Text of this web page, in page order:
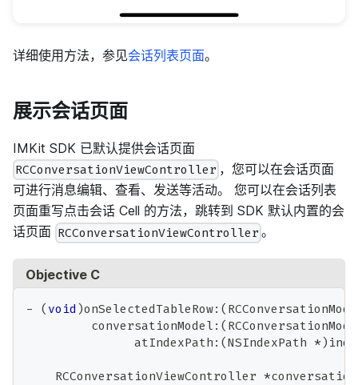
详细使用方法，参见会话列表页面。
展示会话页面
IMKit SDK 已默认提供会话页面
RCConversationViewController ，您可以在会话页面
可进行消息编辑、查看、发送等活动。 您可以在会话列表
页面重写点击会话 Cell 的方法，跳转到 SDK 默认内置的会
话页面 RCConversationViewController 。
Objective C
- ( void )onSelectedTableRow: (
         conversationModel
: (
               atIndexPath
: (NSIndexPath *)
    RCConversationViewController
*